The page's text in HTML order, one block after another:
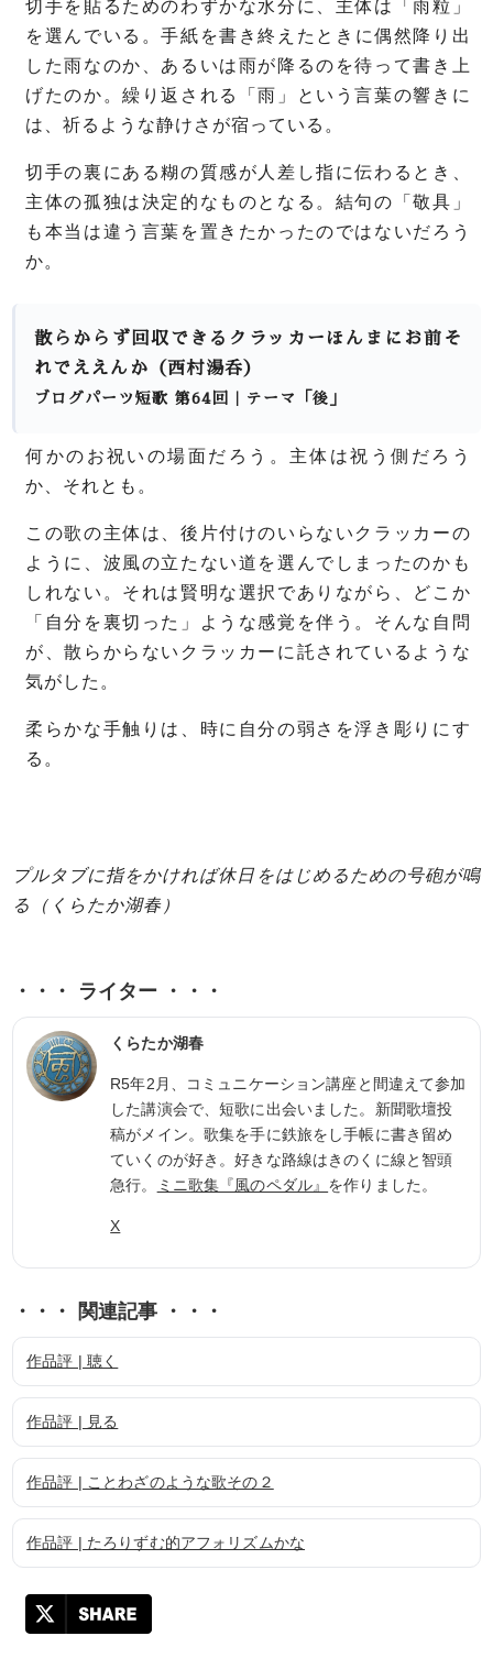
切手を貼るためのわずかな水分に、主体は「雨粒」
を選んでいる。手紙を書き終えたときに偶然降り出
した雨なのか、あるいは雨が降るのを待って書き上
げたのか。繰り返される「雨」という言葉の響きに
は、祈るような静けさが宿っている。
切手の裏にある糊の質感が人差し指に伝わるとき、
主体の孤独は決定的なものとなる。 結句の「敬具」
も本当は違う言葉を置きたかったのではないだろう
か。
散らからず回収できるクラッカーほんまにお前そ
れでええんか（西村湯呑）
ブログパーツ短歌 第64回｜テーマ「後」
何かのお祝いの場面だろう。主体は祝う側だろう
か、それとも。
この歌の主体は、後片付けのいらないクラッカーの
ように、波風の立たない道を選んでしまったのかも
しれない。 それは賢明な選択でありながら、どこか
「自分を裏切った」ような感覚を伴う。 そんな自問
が、散らからないクラッカーに託されているような
気がした。
柔らかな手触りは、時に自分の弱さを浮き彫りにす
る。
プルタブに指をかければ休日をはじめるための号砲が鳴
る（くらたか湖春）
・・・ ライター ・・・
くらたか湖春
R5年2月、コミュニケーション講座と間違えて参加
した講演会で、短歌に出会いました。 新聞歌壇投
稿がメイン。歌集を手に鉄旅をし手帳に書き留め
ていくのが好き。好きな路線はきのくに線と智頭
急行。
ミニ歌集『風のペダル』 を作りました。
X
・・・ 関連記事 ・・・
作品評 | 聴く
作品評 | 見る
作品評 | ことわざのような歌その２
作品評 | たろりずむ的アフォリズムかな